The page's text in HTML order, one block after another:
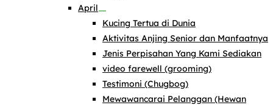
April
Kucing Tertua di Dunia
Aktivitas Anjing Senior dan Manfaatnya
Jenis Perpisahan Yang Kami Sediakan
video farewell (grooming)
Testimoni (Chugbog)
Mewawancarai Pelanggan (Hewan